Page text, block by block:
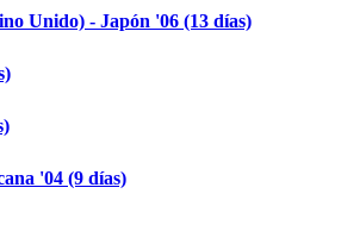
Unido) - Japón '06 (13 días)
'04 (9 días)